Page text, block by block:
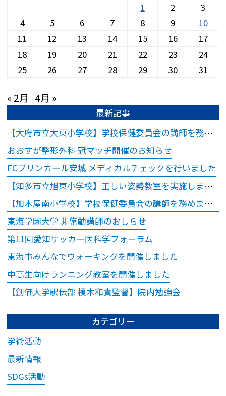
お時間どおりにお呼
びできない場合があ
ります。
※ご予約時間から15
と、ご予約をキャン
セルさせていただき
ますので、お時間に
余裕を持ってお越し
ください。
※18歳（高校生）以
下のご受診について
18歳（高校生）以下
の方につきまして
は、保護者同伴での
ご受診をお願いして
おります。
ご本人様のみでご来
院の場合は、保護者
の方へご連絡・ご確
認をさせていただき
ます。
なお緊急時には保護
者の方へ連絡がつか
ない場合でも、医師
の判断で検査・処置
1 2
3
4
5 6 7 8 9
10
11
12 13 14 15 16
17
18
19 20 21 22 23
24
25
26 27 28 29 30 31
« 2月 4月 »
最新記事
【大府市立大東小学校】学校保健委員会の講師を務めました
おおすが整形外科 冠マッチ開催のお知らせ
FCブリンカール安城 メディカルチェックを行いました
【知多市立旭東小学校】正しい姿勢教室を実施しました
【加木屋南小学校】学校保健委員会の講師を務めました
東海学園大学 非常勤講師のおしらせ
第11回愛知サッカー医科学フォーラム
東海市みんなでウォーキングを開催しました
中高生向けランニング教室を開催しました
【創価大学駅伝部 榎木和貴監督】院内勉強会
カテゴリー
学術活動
最新情報
SDGs活動